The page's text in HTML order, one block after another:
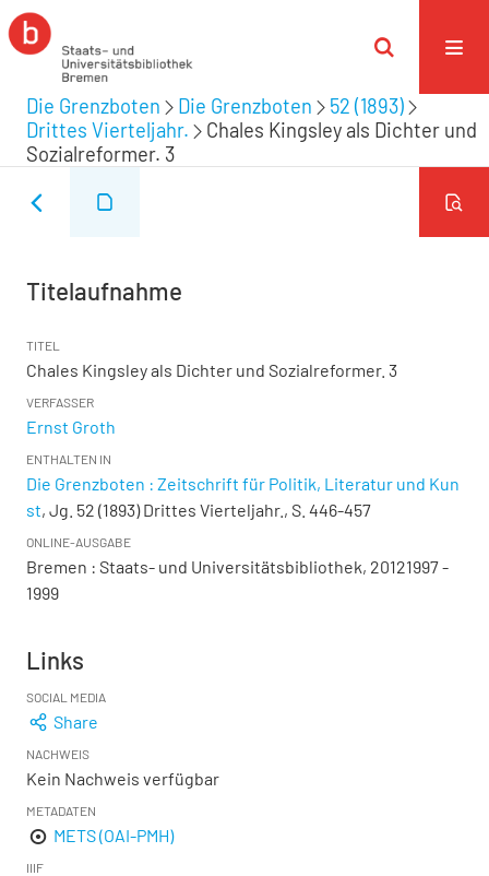
Die Grenzboten Die Grenzboten
52 (1893)
Drittes Vierteljahr.
Chales Kingsley als Dichter und
Sozialreformer. 3
Titelaufnahme
TITEL
Chales Kingsley als Dichter und Sozialreformer. 3
VERFASSER
Ernst Groth
ENTHALTEN IN
Die Grenzboten : Zeitschrift für Politik, Literatur und Kun
st, Jg. 52 (1893) Drittes Vierteljahr., S. 446-457
ONLINE-AUSGABE
Bremen : Staats- und Universitätsbibliothek, 20121997 -
1999
Links
SOCIAL MEDIA
Share
NACHWEIS
Kein Nachweis verfügbar
METADATEN
METS (OAI-PMH)
IIIF